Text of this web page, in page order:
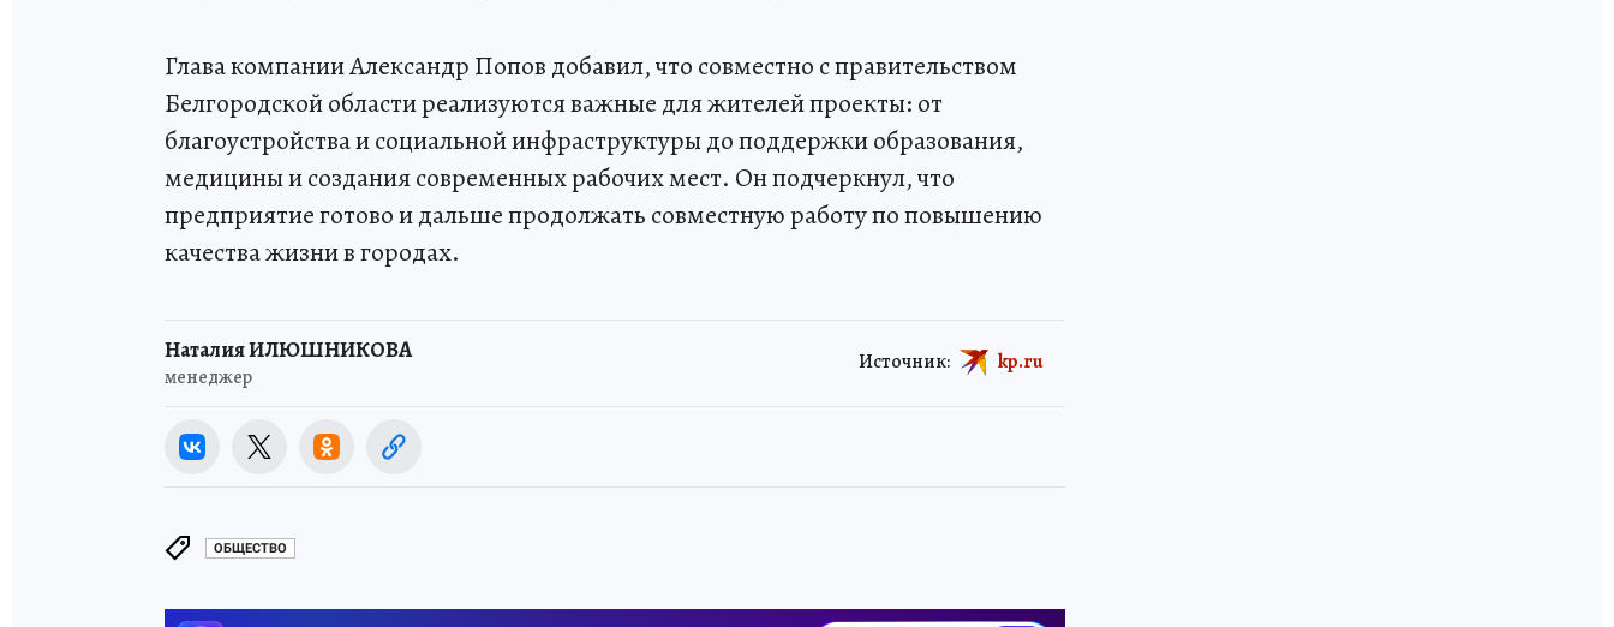
Глава компании Александр Попов добавил, что совместно с правительством
Белгородской области реализуются важные для жителей проекты: от
благоустройства и социальной инфраструктуры до поддержки образования,
медицины и создания современных рабочих мест. Он подчеркнул, что
предприятие готово и дальше продолжать совместную работу по повышению
качества жизни в городах.
Наталия ИЛЮШНИКОВА
менеджер
Источник: kp.ru
ОБЩЕСТВО